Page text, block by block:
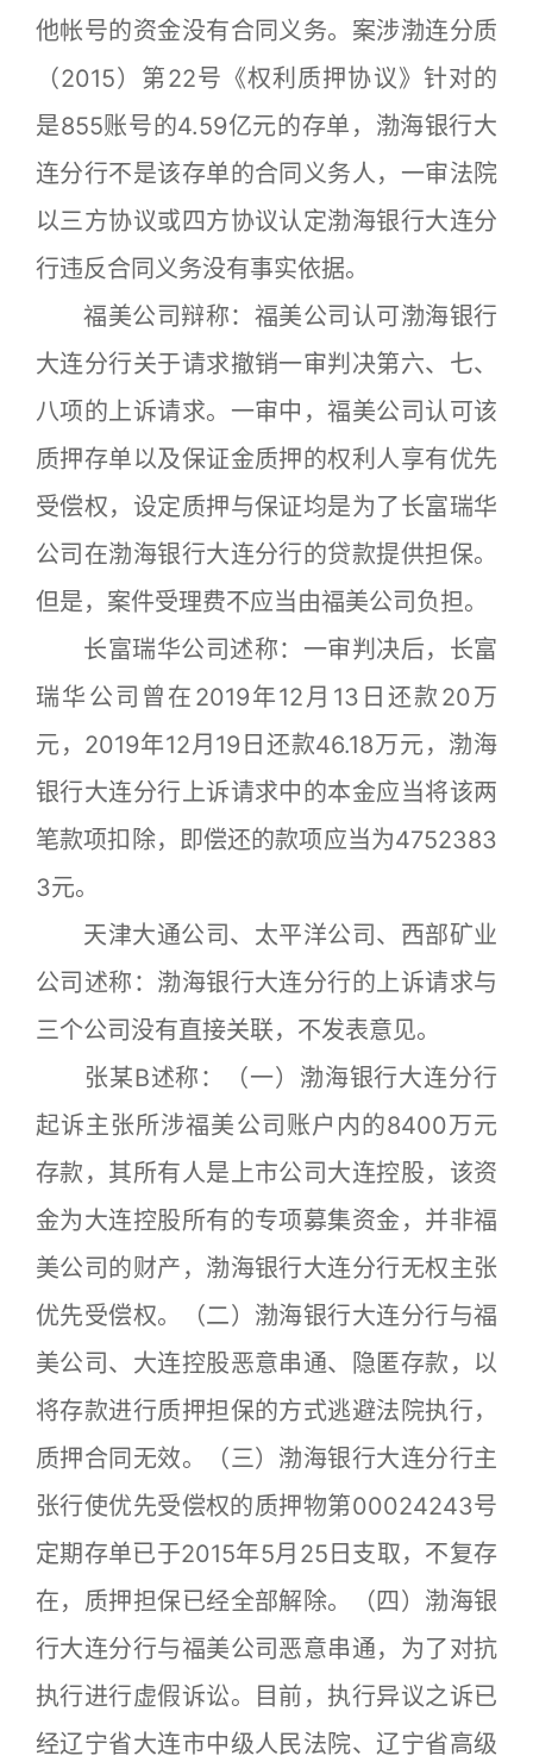
他帐号的资金没有合同义务。案涉渤连分质
（2015）第22号《权利质押协议》针对的
是855账号的4.59亿元的存单，渤海银行大
连分行不是该存单的合同义务人，一审法院
以三方协议或四方协议认定渤海银行大连分
行违反合同义务没有事实依据。
福美公司辩称：福美公司认可渤海银行
大连分行关于请求撤销一审判决第六、七、
八项的上诉请求。一审中，福美公司认可该
质押存单以及保证金质押的权利人享有优先
受偿权，设定质押与保证均是为了长富瑞华
公司在渤海银行大连分行的贷款提供担保。
但是，案件受理费不应当由福美公司负担。
长富瑞华公司述称：一审判决后，长富
瑞华公司曾在2019年12月13日还款20万
元，2019年12月19日还款46.18万元，渤海
银行大连分行上诉请求中的本金应当将该两
笔款项扣除，即偿还的款项应当为4752383
3元。
天津大通公司、太平洋公司、西部矿业
公司述称：渤海银行大连分行的上诉请求与
三个公司没有直接关联，不发表意见。
张某B述称：（一）渤海银行大连分行
起诉主张所涉福美公司账户内的8400万元
存款，其所有人是上市公司大连控股，该资
金为大连控股所有的专项募集资金，并非福
美公司的财产，渤海银行大连分行无权主张
优先受偿权。（二）渤海银行大连分行与福
美公司、大连控股恶意串通、隐匿存款，以
将存款进行质押担保的方式逃避法院执行，
质押合同无效。（三）渤海银行大连分行主
张行使优先受偿权的质押物第00024243号
定期存单已于2015年5月25日支取，不复存
在，质押担保已经全部解除。（四）渤海银
行大连分行与福美公司恶意串通，为了对抗
执行进行虚假诉讼。目前，执行异议之诉已
经辽宁省大连市中级人民法院、辽宁省高级